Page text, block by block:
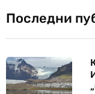
Последни